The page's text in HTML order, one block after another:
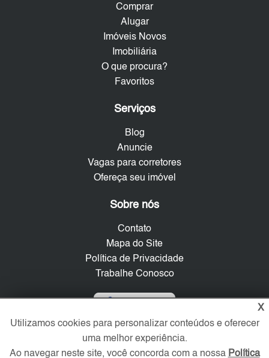
Comprar
Alugar
Imóveis Novos
Imobiliária
O que procura?
Favoritos
Serviços
Blog
Anuncie
Vagas para corretores
Ofereça seu imóvel
Sobre nós
Contato
Mapa do Site
Política de Privacidade
Trabalhe Conosco
Redes Sociais
X
Utilizamos cookies para personalizar conteúdos e oferecer
uma melhor experiência.
Ao navegar neste site, você concorda com a nossa Política